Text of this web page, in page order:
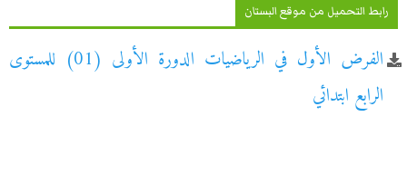
رابط التحميل من موقع البستان
الفرض الأول في الرياضيات الدورة الأولى (01) للمستوى
الرابع ابتدائي